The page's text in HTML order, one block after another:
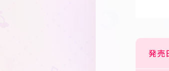
発売